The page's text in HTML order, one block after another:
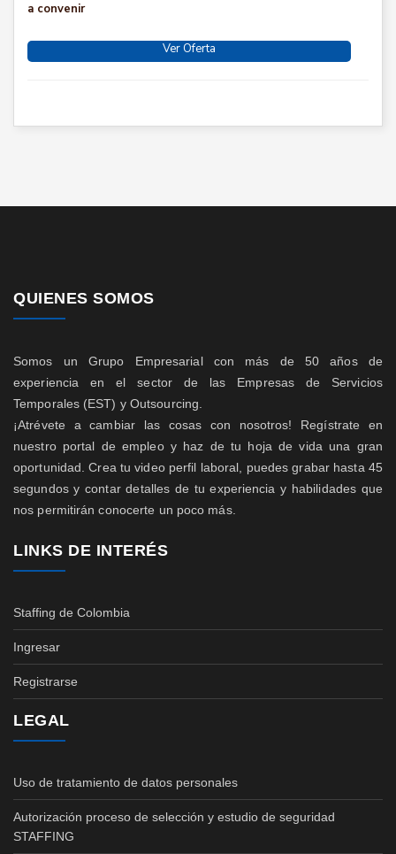
a convenir
Ver Oferta
QUIENES SOMOS
Somos un Grupo Empresarial con más de 50 años de
experiencia en el sector de las Empresas de Servicios
Temporales (EST) y Outsourcing.
¡Atrévete a cambiar las cosas con nosotros! Regístrate en
nuestro portal de empleo y haz de tu hoja de vida una gran
oportunidad. Crea tu video perfil laboral, puedes grabar hasta 45
segundos y contar detalles de tu experiencia y habilidades que
nos permitirán conocerte un poco más.
LINKS DE INTERÉS
Staffing de Colombia
Ingresar
Registrarse
LEGAL
Uso de tratamiento de datos personales
Autorización proceso de selección y estudio de seguridad
STAFFING